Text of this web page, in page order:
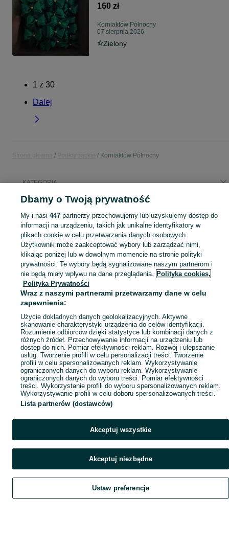
160 zł
Korniaktów Północny
07 sierpnia 2026
Zielony
1 z 30
Dalej
Korniaktów Północny
KATEGORIA
Popularne wyszukiwania
rower
Skorzystaj z największego serwisu ogłoszeniowego - Korniaktów Północny i okolice! Kupuj to, czego pragniesz i sprzedawaj to, czego już nie potrzebujesz! Zobacz
Mapa kategorii
Mapa miejscowości
Mapa ministron
Szukaj Obserwujesz Dodaj Czat Konto
Dbamy o Twoją prywatność
My i nasi 447partnerzy przechowujemy lub uzyskujemy dostęp do
informacji na urządzeniu, takich jak unikalne identyfikatory w
plikach cookie w celu przetwarzania danych osobowych.
Użytkownik może zaakceptować wybory lub zarządzać nimi,
klikając poniżej lub w dowolnym momencie na stronie polityki
prywatności. Te wybory będą sygnalizowane naszym partnerom i
nie będą miały wpływu na dane przeglądania. Polityka cookies,
Polityka Prywatności
Wraz z naszymi partnerami przetwarzamy dane w celu
zapewnienia:
Użycie dokładnych danych geolokalizacyjnych. Aktywne
skanowanie charakterystyki urządzenia do celów identyfikacji.
Rozumienie odbiorców dzięki statystyce lub kombinacji danych z
różnych źródeł. Przechowywanie informacji na urządzeniu lub
dostęp do nich. Pomiar efektywności reklam. Rozwój i ulepszanie
usług. Tworzenie profili w celu personalizacji treści. Tworzenie
profili w celu spersonalizowanych reklam. Wykorzystywanie
ograniczonych danych do wyboru reklam. Wykorzystywanie
ograniczonych danych do wyboru treści. Pomiar efektywności
treści. Wykorzystanie profili do wyboru spersonalizowanych reklam.
Wykorzystywanie profili w celu doboru spersonalizowanych treści.
Lista partnerów (dostawców)
Akceptuj wszystkie
Akceptuj niezbędne
Ustaw preferencje